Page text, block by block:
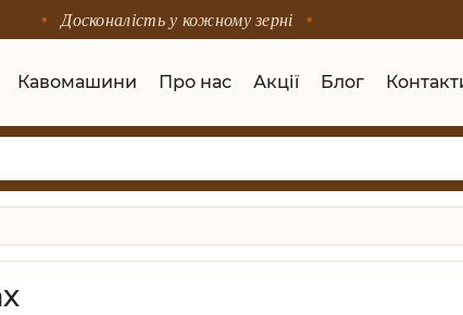
Досконалість у кожному зерні
Кавомашини Про нас Акції Блог